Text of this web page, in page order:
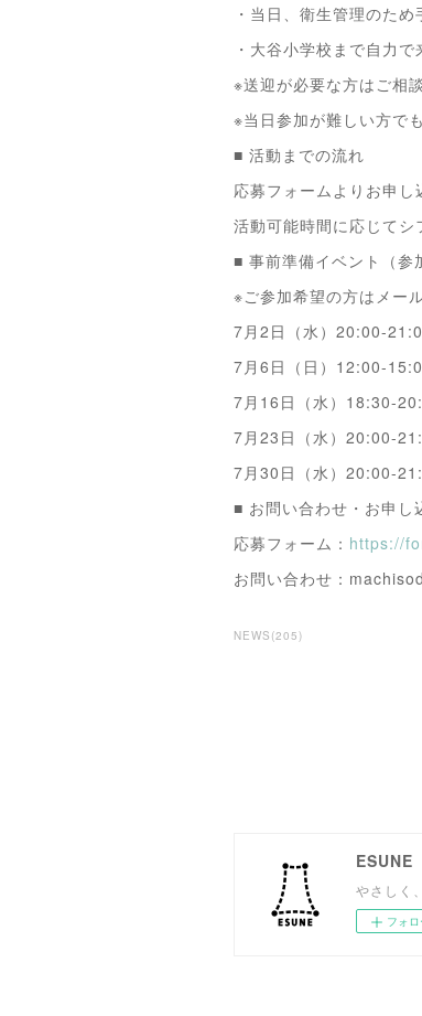
・当日、衛生管理のた
・大谷小学校まで自力
※送迎が必要な方はご相
※当日参加が難しい方で
■ 活動までの流れ
応募フォームよりお申し
活動可能時間に応じて
■ 事前準備イベント（参
※ご参加希望の方はメー
7月2日（水）20:00-
7月6日（日）12:00-
7月16日（水）18:30-
7月23日（水）20:00-
7月30日（水）20:00-
■ お問い合わせ・お申し
応募フォーム： https://
お問い合わせ：
NEWS (205)
ESUNE
やさしく
フォロ